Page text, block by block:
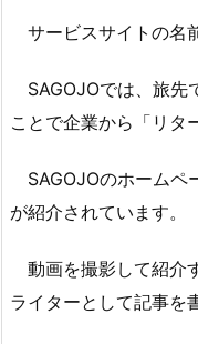
サービスサイトの名
SAGOJOでは、旅先
ことで企業から「リタ
SAGOJOのホームペ
が紹介されています。
動画を撮影して紹介
ライターとして記事を